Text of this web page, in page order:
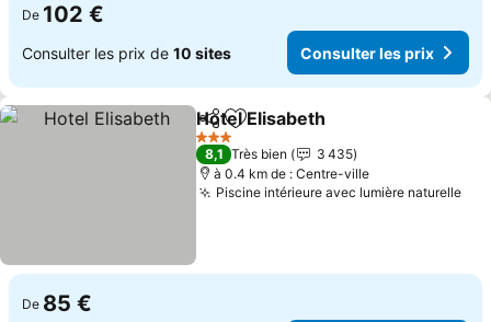
De 102 €
Consulter les prix de 10 sites Consulter les prix
PartagerAjouter à mes favoris
Hotel Elisabeth
3 Étoiles
8,1 Très bien
3 435
à 0.4 km de : Centre-ville
Piscine intérieure avec lumière naturelle
De 85 €